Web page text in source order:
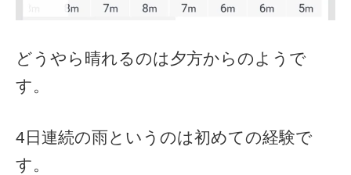
どうやら晴れるのは夕方からのようで
す。
4日連続の雨というのは初めての経験で
す。